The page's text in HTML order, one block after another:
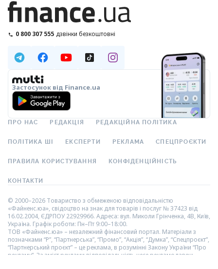
0 800 307 555 дзвінки безкоштовні
Застосунок від Finance.ua
ПРО НАС РЕДАКЦІЯ РЕДАКЦІЙНА ПОЛІТИКА
ПОЛІТИКА ШІ ЕКСПЕРТИ РЕКЛАМА СПЕЦПРОЄКТИ
ПРАВИЛА КОРИСТУВАННЯ КОНФІДЕНЦІЙНІСТЬ
КОНТАКТИ
© 2000–2026 Товариство з обмеженою відповідальністю
«Файненс.юа», свідоцтво на знак для товарів і послуг № 37423 від
16.02.2004, ЄДРПОУ 22929966. Адреса: вул. Миколи Грінченка, 4В, Київ,
Україна. Графік роботи: Пн–Пт 9:00–18:00.
ТОВ «Файненс.юа» – незалежний фінансовий портал. Матеріали з
позначками “Р”, “Партнерська”, “Промо”, “Акція”, “Думка”, “Спецпроєкт”,
“Партнерський проєкт” – це реклама, в розумінні Закону України “Про
рекламу”. За зміст реклами відповідальність несе рекламодавець.